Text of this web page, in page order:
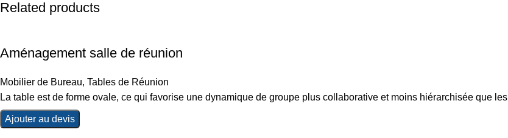
Related products
Aménagement salle de réunion
Mobilier de Bureau, Tables de Réunion
La table est de forme ovale, ce qui favorise une dynamique de groupe plus collaborative et moins hiérarchisée que les
Ajouter au devis